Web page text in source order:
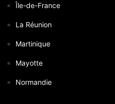
Île-de-France
La Réunion
Martinique
Mayotte
Normandie